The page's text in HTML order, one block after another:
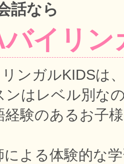
話なら
バイリン
ンガルKIDSは
ンはレベル別な
経験のあるお子
による体験的な